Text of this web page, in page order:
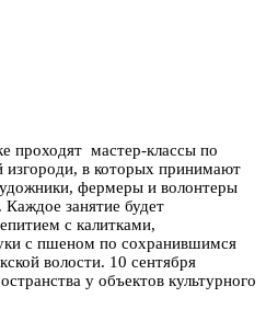
проходят мастер-классы по
изгороди, в которых принимают
фермеры и волонтеры
занятие будет
с калитками,
с пшеном по сохранившимся
волости. 10 сентября
у объектов культурного